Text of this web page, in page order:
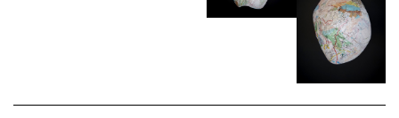
ציור בהשראת המאסטרים
פיסול כהרחבה של הגוף
קרא עוד >